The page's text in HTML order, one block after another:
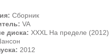
Сборник
VA
диска: XXXL На пределе (2012)
2012